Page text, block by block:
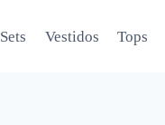
Sets Vestidos Tops